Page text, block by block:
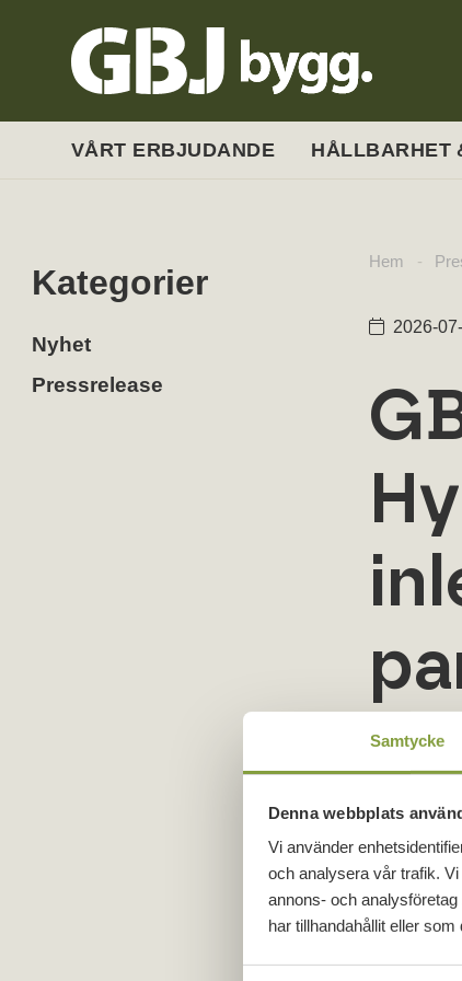
Samtycke
Denna webbplats
Vi använder
och analysera vår trafik.
annons- och
har tillhandahållit eller
VÅRT ERBJUDANDE HÅLLBARHET
Kategorier
Nyhet
Pressrelease
Hem -
2026-
GBJ
fortsatta
– Vi är
bidra
väst.